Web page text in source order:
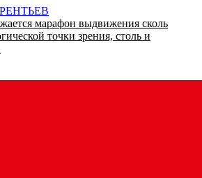
марафон выдвижения сколь
точки зрения, столь и